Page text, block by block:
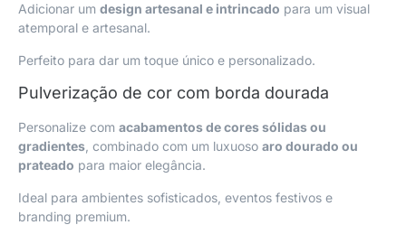
Adicionar um design artesanal e intrincado para um visual
atemporal e artesanal.
Perfeito para dar um toque único e personalizado.
Pulverização de cor com borda dourada
Personalize com acabamentos de cores sólidas ou
gradientes , combinado com um luxuoso aro dourado ou
prateado para maior elegância.
Ideal para ambientes sofisticados, eventos festivos e
branding premium.